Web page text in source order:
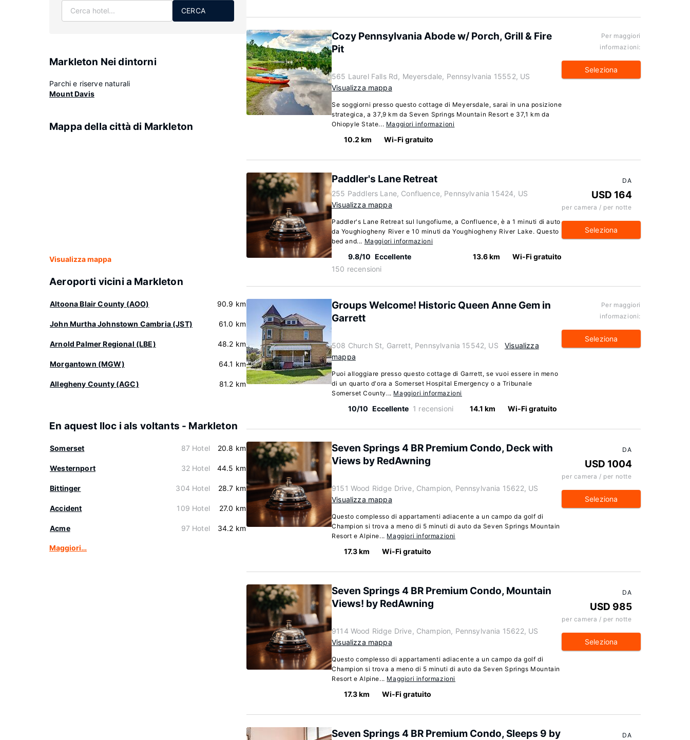
CERCA
Markleton Nei dintorni
Parchi e riserve naturali
Mount Davis
Mappa della città di Markleton
Visualizza mappa
Aeroporti vicini a Markleton
Altoona Blair County (AOO) 90.9 km
John Murtha Johnstown Cambria (JST) 61.0 km
Arnold Palmer Regional (LBE) 48.2 km
Morgantown (MGW) 64.1 km
Allegheny County (AGC) 81.2 km
En aquest lloc i als voltants - Markleton
Somerset 87 Hotel 20.8 km
Westernport 32 Hotel 44.5 km
Bittinger 304 Hotel 28.7 km
Accident 109 Hotel 27.0 km
Acme 97 Hotel 34.2 km
Maggiori…
Cozy Pennsylvania Abode w/ Porch, Grill & Fire
Pit
565 Laurel Falls Rd, Meyersdale, Pennsylvania 15552, US
Visualizza mappa
Se soggiorni presso questo cottage di Meyersdale, sarai in una posizione
strategica, a 37,9 km da Seven Springs Mountain Resort e 37,1 km da
Ohiopyle State... Maggiori informazioni
10.2 km Wi-Fi gratuito
Per maggiori
informazioni:
Seleziona
Paddler's Lane Retreat
255 Paddlers Lane, Confluence, Pennsylvania 15424, US
Visualizza mappa
Paddler's Lane Retreat sul lungofiume, a Confluence, è a 1 minuti di auto
da Youghiogheny River e 10 minuti da Youghiogheny River Lake. Questo
bed and... Maggiori informazioni
9.8/10 Eccellente
150 recensioni
13.6 km Wi-Fi gratuito
DA
USD 164
per camera / per notte
Seleziona
Groups Welcome! Historic Queen Anne Gem in
Garrett
508 Church St, Garrett, Pennsylvania 15542, US
Visualizza
mappa
Puoi alloggiare presso questo cottage di Garrett, se vuoi essere in meno
di un quarto d'ora a Somerset Hospital Emergency o a Tribunale
Somerset County... Maggiori informazioni
10/10 Eccellente 1 recensioni 14.1 km Wi-Fi gratuito
Per maggiori
informazioni:
Seleziona
Seven Springs 4 BR Premium Condo, Deck with
Views by RedAwning
9151 Wood Ridge Drive, Champion, Pennsylvania 15622, US
Visualizza mappa
Questo complesso di appartamenti adiacente a un campo da golf di
Champion si trova a meno di 5 minuti di auto da Seven Springs Mountain
Resort e Alpine... Maggiori informazioni
17.3 km Wi-Fi gratuito
DA
USD 1004
per camera / per notte
Seleziona
Seven Springs 4 BR Premium Condo, Mountain
Views! by RedAwning
9114 Wood Ridge Drive, Champion, Pennsylvania 15622, US
Visualizza mappa
Questo complesso di appartamenti adiacente a un campo da golf di
Champion si trova a meno di 5 minuti di auto da Seven Springs Mountain
Resort e Alpine... Maggiori informazioni
17.3 km Wi-Fi gratuito
DA
USD 985
per camera / per notte
Seleziona
Seven Springs 4 BR Premium Condo, Sleeps 9 by
DA